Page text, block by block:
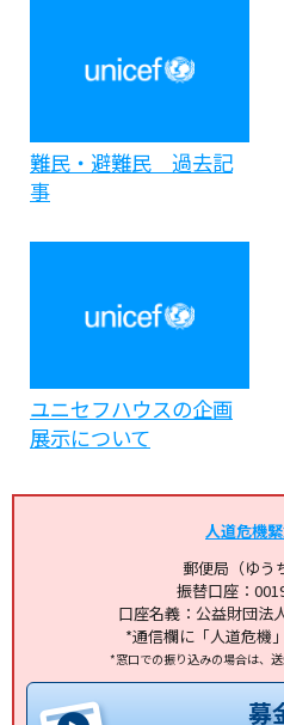
難民・避難民 過去記
事
ユニセフハウスの企画
展示について
人道危機
郵便局（ゆう
振替口座：
口座名義：公益財団法
*通信欄に「人道危機
*窓口での振り込みの場合は、送
募